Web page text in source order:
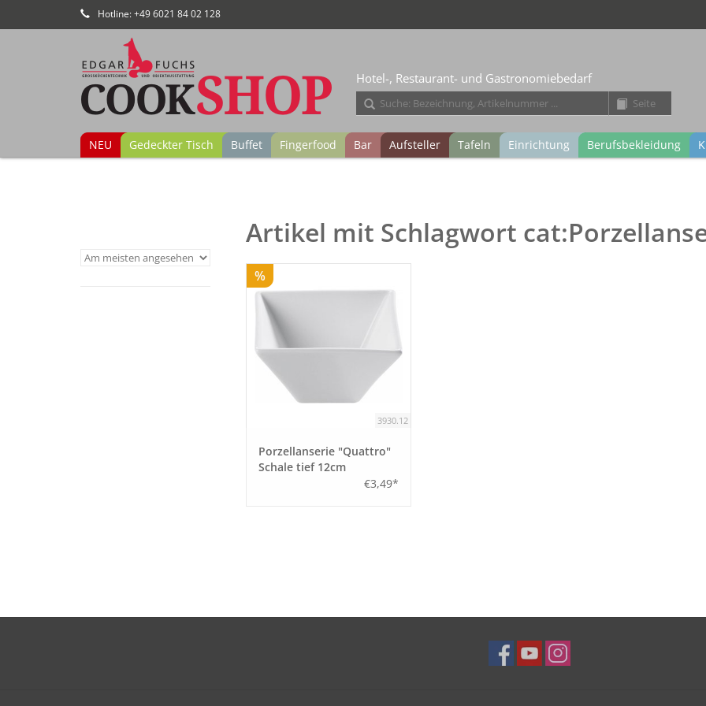
Hotline: +49 6021 84 02 128
Hotel-, Restaurant- und Gastronomiebedarf
NEU Gedeckter Tisch Buffet Fingerfood Bar Aufsteller Tafeln Einrichtung Berufsbekleidung
Artikel mit Schlagwort
%
3930.12
Porzellanserie "Quattro"
Schale tief 12cm
€3,49*